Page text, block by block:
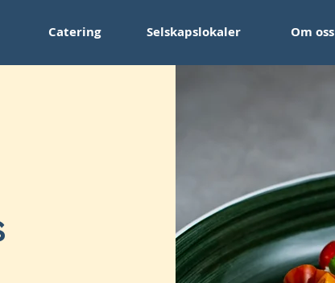
Catering Selskapslokaler Om oss